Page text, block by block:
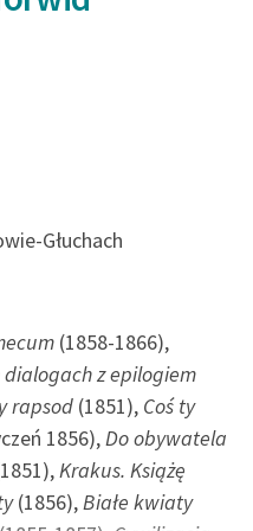
wstępu, prologu,
We wstępie autor
odpowiedniej do
rezygnuje w
wybitnych
jest przekonanie, że
powściągliwości.
przez uszanowanie dla
zarówno
prasowych not, jak i
Głuchach
(1858-1866),
z epilogiem
rapsod (1851), Coś ty
1856),Do obywatela
Krakus. Książę
(1856),Białe kwiaty